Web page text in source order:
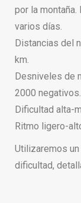
por la montaña.
varios días.
Distancias del
km.
Desniveles de
2000 negativos.
Dificultad alta-
Ritmo ligero-
Utilizaremos
dificultad,